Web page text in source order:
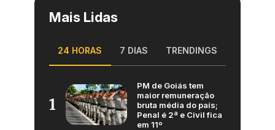
Mais Lidas
24 HORAS 7 DIAS TRENDINGS
1
PM de Goiás tem
maior remuneração
bruta média do país;
Penal é 2ª e Civil fica
em 11º